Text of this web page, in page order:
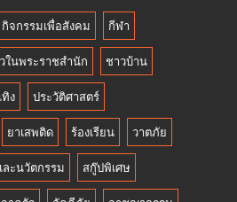
กิจกรรมเพื่อสังคม กีฬา
ในพระราชสำนัก ชาวบ้าน
ง ประวัติศาสตร์
ยาเสพติด ร้องเรียน วาตภัย
ะนวัตกรรม สกู๊ปพิเศษ